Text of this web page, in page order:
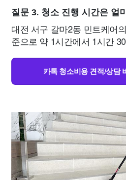
질문 3. 청소 진행 시간은 얼
대전 서구 갈마2동 민트케어
준으로 약 1시간에서 1시간
카톡 청소비용 견적/상담